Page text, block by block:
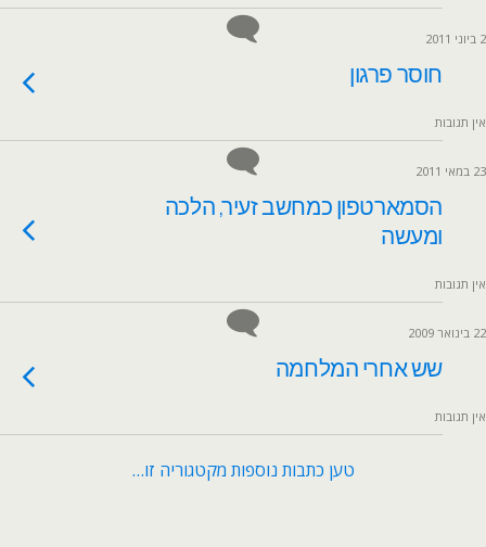
2 ביוני 2011
חוסר פרגון
אין תגובות
23 במאי 2011
הסמארטפון כמחשב זעיר, הלכה
ומעשה
אין תגובות
22 בינואר 2009
שש אחרי המלחמה
אין תגובות
טען כתבות נוספות מקטגוריה זו…